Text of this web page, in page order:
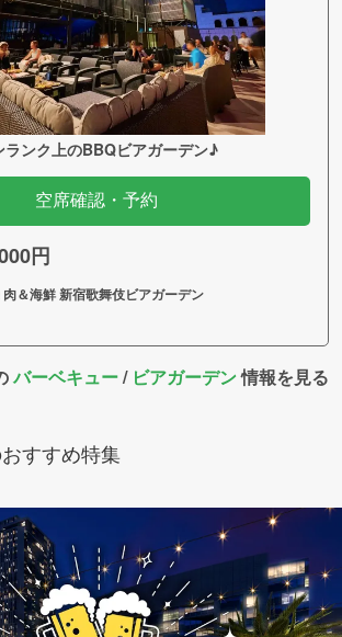
ランク上のBBQビアガーデン♪
空席確認・予約
円
＆海鮮 新宿歌舞伎ビアガーデン
バーベキュー/ ビアガーデン情報を見る
すすめ特集